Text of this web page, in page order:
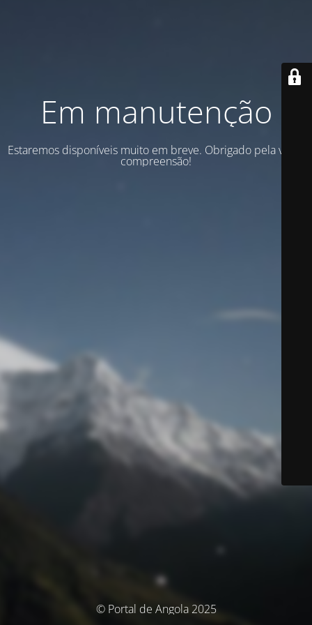
Em manutenção
Estaremos disponíveis muito em breve. Obrigado pela vossa
compreensão!
© Portal de Angola 2025